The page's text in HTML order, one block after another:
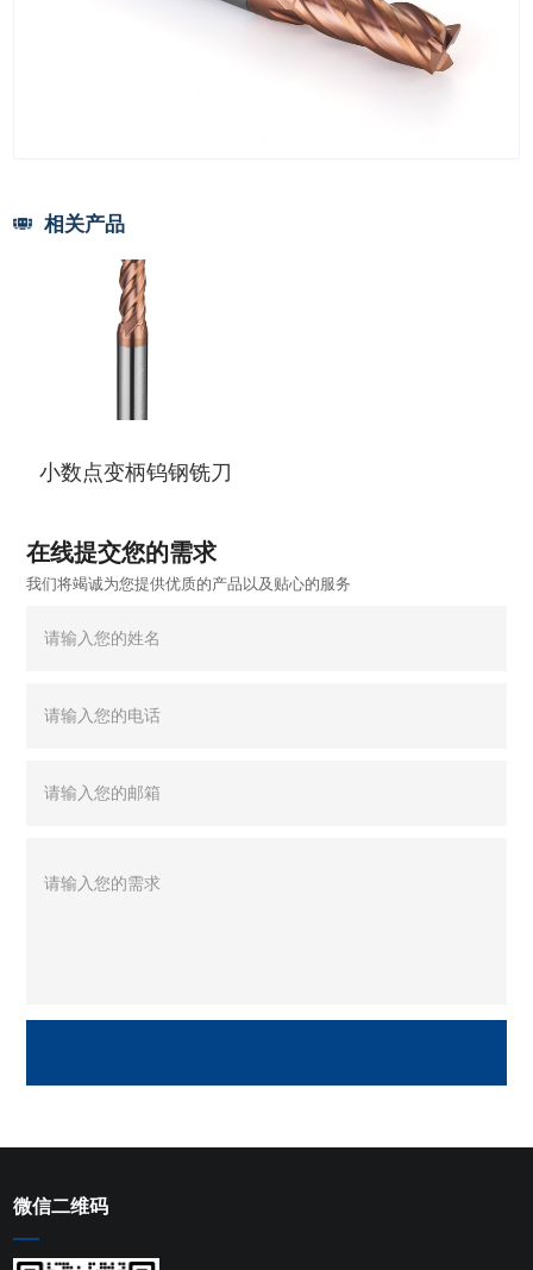
相关产品
小数点变柄钨钢铣刀
在线提交您的需求
我们将竭诚为您提供优质的产品以及贴心的服务
微信二维码